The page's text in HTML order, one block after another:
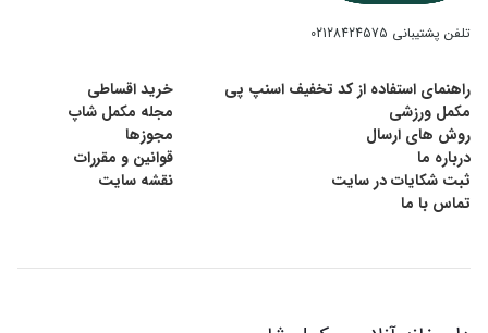
تلفن پشتیبانی 02128424575
راهنمای استفاده از کد تخفیف اسنپ پی
خرید اقساطی
مکمل ورزشی
مجله مکمل شاپ
روش های ارسال
مجوزها
درباره ما
قوانین و مقررات
ثبت شکایات در سایت
نقشه سایت
تماس با ما